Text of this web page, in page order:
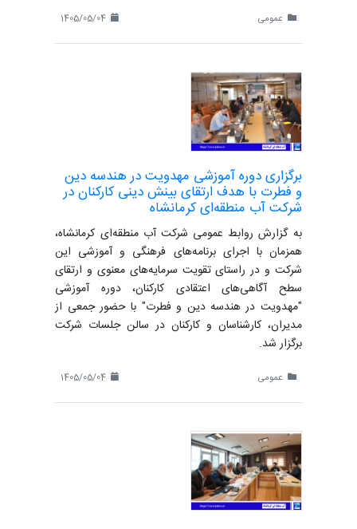
عمومی
برگزاری دوره آموزشی مهدویت در هندسه دین
و فطرت با هدف ارتقای بینش دینی کارکنان در
شرکت آب منطقه‌ای کرمانشاه
به گزارش روابط عمومی شرکت آب منطقه‌ای کرمانشاه،
همزمان با اجرای برنامه‌های فرهنگی و آموزشی این
شرکت و در راستای تقویت سرمایه‌های معنوی و ارتقای
سطح آگاهی‌های اعتقادی کارکنان، دوره آموزشی
"مهدویت در هندسه دین و فطرت" با حضور جمعی از
مدیران، کارشناسان و کارکنان در سالن جلسات شرکت
برگزار شد.
عمومی